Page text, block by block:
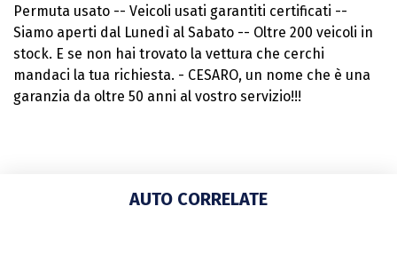
Permuta usato -- Veicoli usati garantiti certificati --
Siamo aperti dal Lunedì al Sabato -- Oltre 200 veicoli in
stock. E se non hai trovato la vettura che cerchi
mandaci la tua richiesta. - CESARO, un nome che è una
garanzia da oltre 50 anni al vostro servizio!!!
AUTO CORRELATE